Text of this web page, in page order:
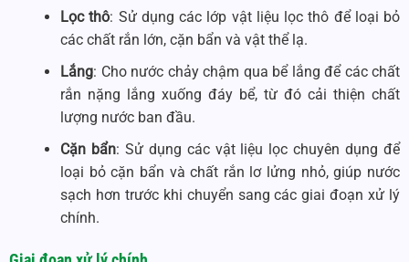
Lọc thô: Sử dụng các lớp vật liệu lọc thô để loại bỏ
các chất rắn lớn, cặn bẩn và vật thể lạ.
Lắng: Cho nước chảy chậm qua bể lắng để các chất
rắn nặng lắng xuống đáy bể, từ đó cải thiện chất
lượng nước ban đầu.
Cặn bẩn: Sử dụng các vật liệu lọc chuyên dụng để
loại bỏ cặn bẩn và chất rắn lơ lửng nhỏ, giúp nước
sạch hơn trước khi chuyển sang các giai đoạn xử lý
chính.